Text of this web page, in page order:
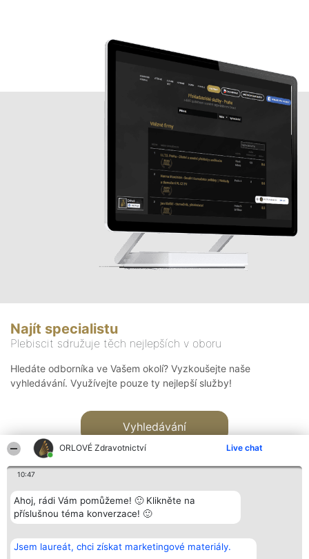
ORLOVÉ Zdravotnictví Live chat
10:47
Ahoj, rádi Vám pomůžeme! 🙂 Klikněte na
příslušnou téma konverzace! 🙂
Jsem laureát, chci získat marketingové materiály.
Najít specialistu
Plebiscit sdružuje těch nejlepších v oboru
Hledáte odborníka ve Vašem okolí? Vyzkoušejte naše
vyhledávání. Využívejte pouze ty nejlepší služby!
Vyhledávání
Bright Side Solutions sp. z o.
o. sp. k.
Vítězové
Seznam všech
Kontakt